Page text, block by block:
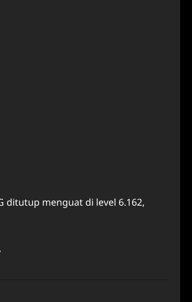
ditutup menguat di level 6.162,